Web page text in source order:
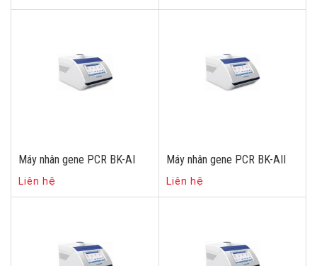
Máy nhân gene PCR BK-AI
Liên hệ
Máy nhân gene PCR BK-AII
Liên hệ